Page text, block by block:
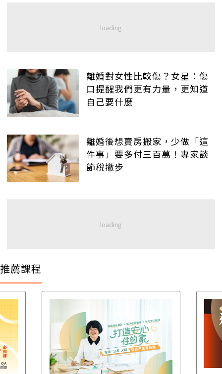
離婚對女性比較傷？女星：傷
口提醒我們更有力量，更知道
自己要什麼
離婚後想賣房搬家，少做「這
件事」要多付三百萬！專家談
節稅撇步
推薦課程